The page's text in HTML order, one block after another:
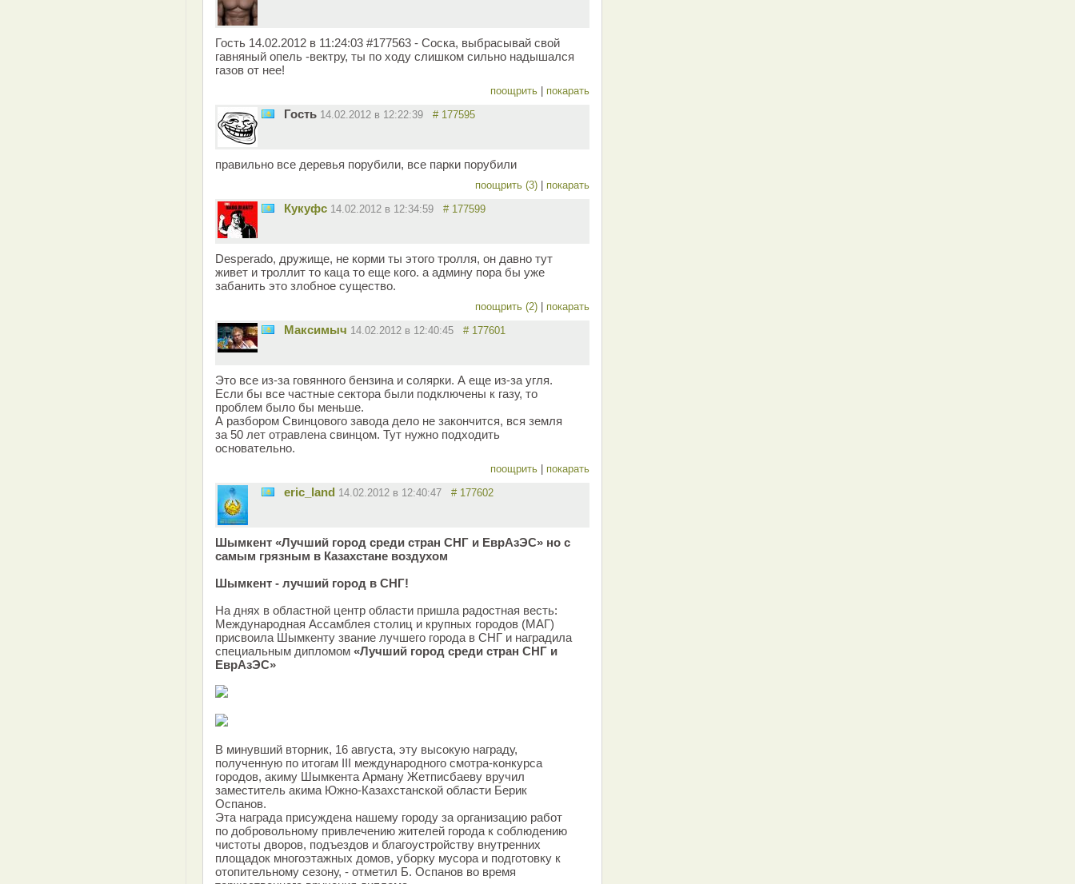
Гость 14.02.2012 в 11:24:03 #177563 - Соска, выбрасывай свой
гавняный опель -вектру, ты по ходу слишком сильно надышался
газов от нее!
поощрить покарать
Гость 14.02.2012 в 12:22:39 # 177595
правильно все деревья порубили, все парки порубили
поощрить (3) покарать
Кукуфс 14.02.2012 в 12:34:59 # 177599
Desperado, дружище, не корми ты этого тролля, он давно тут
живет и троллит то каца то еще кого. а админу пора бы уже
забанить это злобное существо.
поощрить (2) покарать
Максимыч 14.02.2012 в 12:40:45 # 177601
Это все из-за говянного бензина и солярки. А еще из-за угля.
Если бы все частные сектора были подключены к газу, то
проблем было бы меньше.
А разбором Свинцового завода дело не закончится, вся земля
за 50 лет отравлена свинцом. Тут нужно подходить
основательно.
поощрить покарать
eric_land 14.02.2012 в 12:40:47 # 177602
Шымкент «Лучший город среди стран СНГ и ЕврАзЭС» но с
самым грязным в Казахстане воздухом
Шымкент - лучший город в СНГ!
На днях в областной центр области пришла радостная весть:
Международная Ассамблея столиц и крупных городов (МАГ)
присвоила Шымкенту звание лучшего города в СНГ и наградила
специальным дипломом «Лучший город среди стран СНГ и
ЕврАзЭС»
В минувший вторник, 16 августа, эту высокую награду,
полученную по итогам III международного смотра-конкурса
городов, акиму Шымкента Арману Жетписбаеву вручил
заместитель акима Южно-Казахстанской области Берик
Оспанов.
Эта награда присуждена нашему городу за организацию работ
по добровольному привлечению жителей города к соблюдению
чистоты дворов, подъездов и благоустройству внутренних
площадок многоэтажных домов, уборку мусора и подготовку к
отопительному сезону, - отметил Б. Оспанов во время